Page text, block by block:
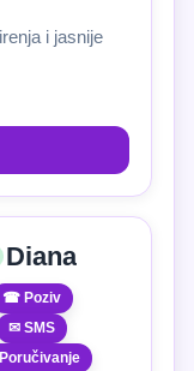
i jasnije
Diana
☎ Poziv
✉ SMS